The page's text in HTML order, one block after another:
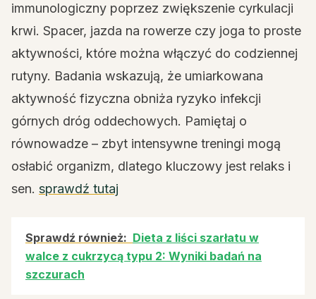
immunologiczny poprzez zwiększenie cyrkulacji
krwi. Spacer, jazda na rowerze czy joga to proste
aktywności, które można włączyć do codziennej
rutyny. Badania wskazują, że umiarkowana
aktywność fizyczna obniża ryzyko infekcji
górnych dróg oddechowych. Pamiętaj o
równowadze – zbyt intensywne treningi mogą
osłabić organizm, dlatego kluczowy jest relaks i
sen. sprawdź tutaj
Sprawdź również: Dieta z liści szarłatu w
walce z cukrzycą typu 2: Wyniki badań na
szczurach